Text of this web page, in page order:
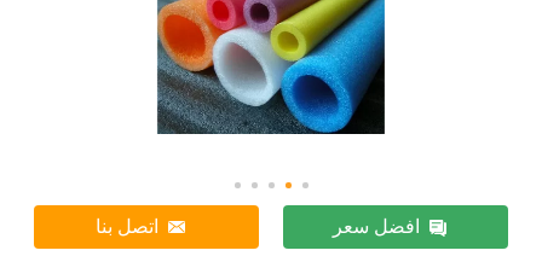
افضل سعر اتصل بنا